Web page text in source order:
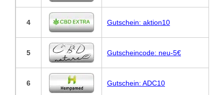
4 Gutschein: aktion10
5 Gutscheincode: neu-5€
6 Gutschein: ADC10